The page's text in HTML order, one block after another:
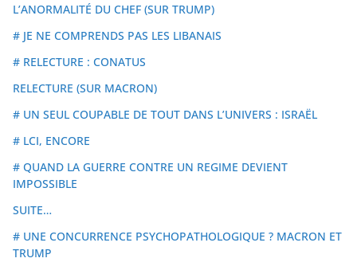
L’ANORMALITÉ DU CHEF (SUR TRUMP)
# JE NE COMPRENDS PAS LES LIBANAIS
# RELECTURE : CONATUS
RELECTURE (SUR MACRON)
# UN SEUL COUPABLE DE TOUT DANS L’UNIVERS : ISRAËL
# LCI, ENCORE
# QUAND LA GUERRE CONTRE UN REGIME DEVIENT
IMPOSSIBLE
SUITE…
# UNE CONCURRENCE PSYCHOPATHOLOGIQUE ? MACRON ET
TRUMP